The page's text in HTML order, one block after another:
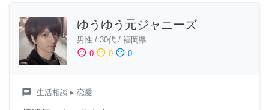
ゆうゆう元ジャニーズ
男性 / 30代 / 福岡県
sentiment_satisfied 0 sentiment_neutral 0 sentiment_dissatisfied 0
chat 生活相談 ▸ 恋愛